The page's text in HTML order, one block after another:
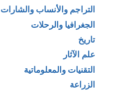
التراجم والأنساب والشارات
الجغرافيا والرحلات
تاريخ
علم الآثار
التقنيات والمعلوماتية
الزراعة